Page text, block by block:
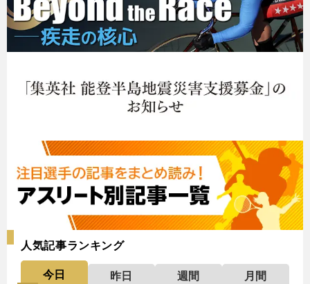
人気記事ランキング
今日 昨日 週間
月間